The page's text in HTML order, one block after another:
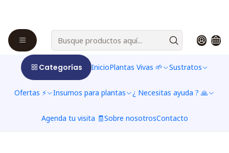
Categorías InicioPlantas Vivas 🌱 Sustratos
Ofertas ⚡ Insumos para plantas ¿ Necesitas ayuda ? 🙏
Agenda tu visita 🧾Sobre nosotrosContacto
Puedes probar a buscar en otras categorías o
utilizar la barra de búsqueda para encontrar
otros productos.